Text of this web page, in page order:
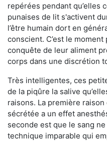
repérées pendant qu’elles
punaises de lit s'activent
l’être humain dort en
conscient. C’est le
conquête de leur aliment
corps dans une discrétion
Très intelligentes, ces
de la piqûre la salive
raisons. La première
sécrétée a un effet
seconde est que le sang
technique imparable qui